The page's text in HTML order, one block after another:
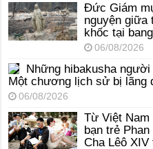
Đức Giám
nguyện giữa
khốc tại
06/08/2026
Những hibakusha
Một chương lịch sử bị lãng
06/08/2026
Từ Việt Nam
bạn trẻ
Cha Lêô XIV